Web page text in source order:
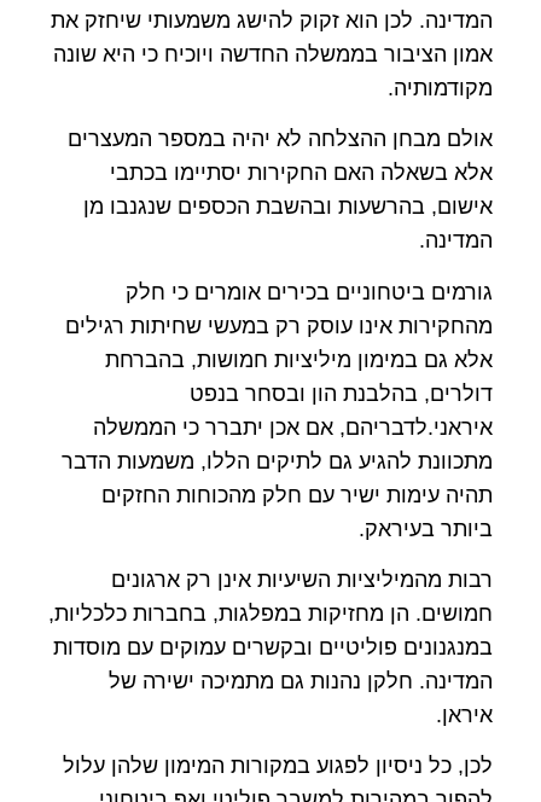
המדינה. לכן הוא זקוק להישג משמעותי שיחזק את
אמון הציבור בממשלה החדשה ויוכיח כי היא שונה
מקודמותיה.
אולם מבחן ההצלחה לא יהיה במספר המעצרים
אלא בשאלה האם החקירות יסתיימו בכתבי
אישום, בהרשעות ובהשבת הכספים שנגנבו מן
המדינה.
גורמים ביטחוניים בכירים אומרים כי חלק
מהחקירות אינו עוסק רק במעשי שחיתות רגילים
אלא גם במימון מיליציות חמושות, בהברחת
דולרים, בהלבנת הון ובסחר בנפט
איראני.לדבריהם, אם אכן יתברר כי הממשלה
מתכוונת להגיע גם לתיקים הללו, משמעות הדבר
תהיה עימות ישיר עם חלק מהכוחות החזקים
ביותר בעיראק.
רבות מהמיליציות השיעיות אינן רק ארגונים
חמושים. הן מחזיקות במפלגות, בחברות כלכליות,
במנגנונים פוליטיים ובקשרים עמוקים עם מוסדות
המדינה. חלקן נהנות גם מתמיכה ישירה של
איראן.
לכן, כל ניסיון לפגוע במקורות המימון שלהן עלול